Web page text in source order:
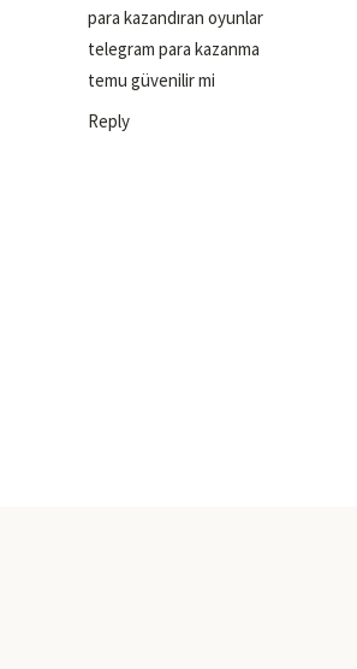
para kazandıran oyunlar
telegram para kazanma
temu güvenilir mi
Reply